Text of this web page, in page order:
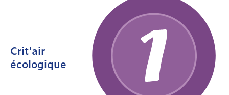
Crit'air
écologique